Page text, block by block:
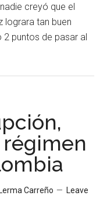
creyó que el
lograra tan buen
2 puntos de pasar al
Carreño
Leave